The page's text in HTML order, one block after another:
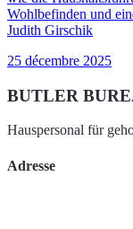
Wohlbefinden und
Judith Girschik
25 décembre 2025
BUTLER
Hauspersonal für
Adresse